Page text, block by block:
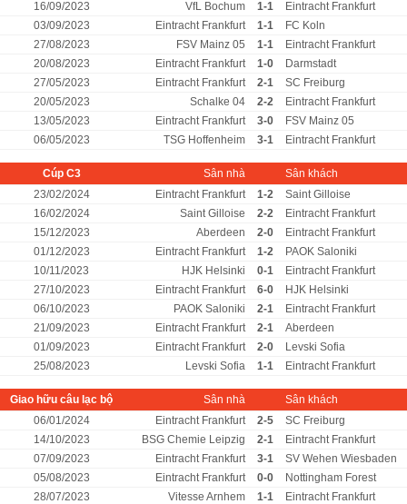
16/09/2023
VfL Bochum 1-1
Eintracht Frankfurt
03/09/2023
Eintracht Frankfurt 1-1
FC Koln
27/08/2023
FSV Mainz 05 1-1
Eintracht Frankfurt
20/08/2023
Eintracht Frankfurt 1-0
Darmstadt
27/05/2023
Eintracht Frankfurt 2-1
SC Freiburg
20/05/2023
Schalke 04 2-2
Eintracht Frankfurt
13/05/2023
Eintracht Frankfurt 3-0
FSV Mainz 05
06/05/2023
TSG Hoffenheim 3-1 Eintracht Frankfurt
Cúp C3 Sân nhà
Sân khách
23/02/2024
Eintracht Frankfurt 1-2
Saint Gilloise
16/02/2024
Saint Gilloise 2-2
Eintracht Frankfurt
15/12/2023
Aberdeen 2-0
Eintracht Frankfurt
01/12/2023
Eintracht Frankfurt 1-2
PAOK Saloniki
10/11/2023
HJK Helsinki 0-1
Eintracht Frankfurt
27/10/2023
Eintracht Frankfurt 6-0
HJK Helsinki
06/10/2023
PAOK Saloniki 2-1
Eintracht Frankfurt
21/09/2023
Eintracht Frankfurt 2-1
Aberdeen
01/09/2023
Eintracht Frankfurt 2-0
Levski Sofia
25/08/2023
Levski Sofia 1-1 Eintracht Frankfurt
Giao hữu câu lạc bộ Sân nhà
Sân khách
06/01/2024
Eintracht Frankfurt 2-5
SC Freiburg
14/10/2023
BSG Chemie Leipzig 2-1
Eintracht Frankfurt
07/09/2023
Eintracht Frankfurt 3-1
SV Wehen Wiesbaden
05/08/2023
Eintracht Frankfurt 0-0
Nottingham Forest
28/07/2023
Vitesse Arnhem 1-1
Eintracht Frankfurt